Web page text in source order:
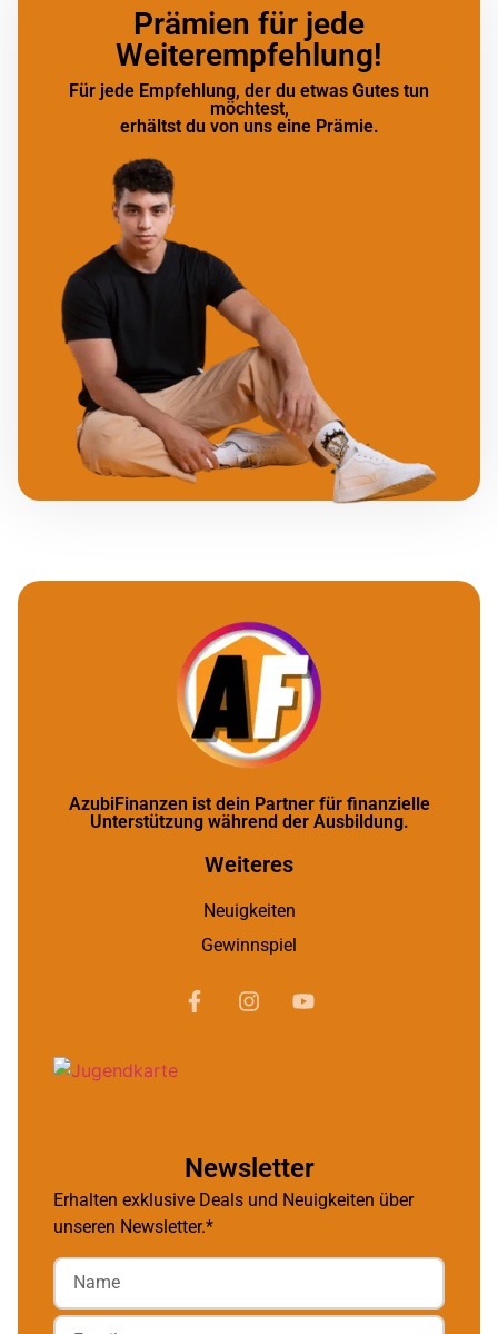
Prämien für jede
Weiterempfehlung!
Für jede Empfehlung, der du etwas Gutes tun
möchtest,
erhältst du von uns eine Prämie.
AzubiFinanzen ist dein Partner für finanzielle
Unterstützung während der Ausbildung.
Weiteres
Neuigkeiten
Gewinnspiel
Newsletter
Erhalten exklusive Deals und Neuigkeiten über
unseren Newsletter.*